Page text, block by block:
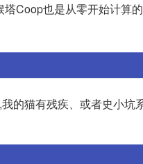
Coop也是从零开始计算
的猫有残疾、或者史小